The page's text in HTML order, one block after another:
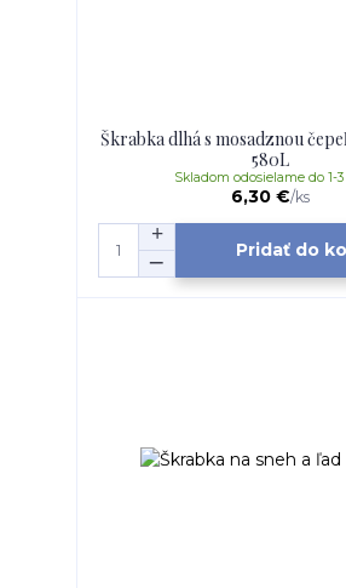
Škrabka dlhá s mosadznou
580L
6,30 €/ks
Skladom odosielame do 1-
Pridať do